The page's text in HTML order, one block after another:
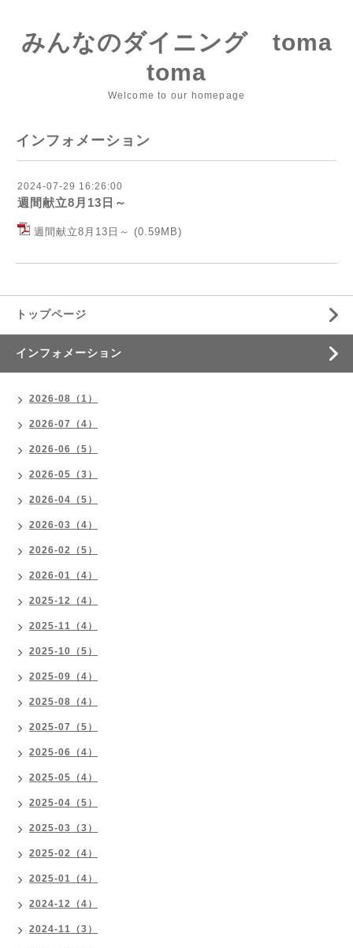
みんなのダイニング toma
toma
Welcome to our homepage
インフォメーション
2024-07-29 16:26:00
週間献立8月13日～
週間献立8月13日～ (0.59MB)
トップページ
インフォメーション
2026-08（1）
2026-07（4）
2026-06（5）
2026-05（3）
2026-04（5）
2026-03（4）
2026-02（5）
2026-01（4）
2025-12（4）
2025-11（4）
2025-10（5）
2025-09（4）
2025-08（4）
2025-07（5）
2025-06（4）
2025-05（4）
2025-04（5）
2025-03（3）
2025-02（4）
2025-01（4）
2024-12（4）
2024-11（3）